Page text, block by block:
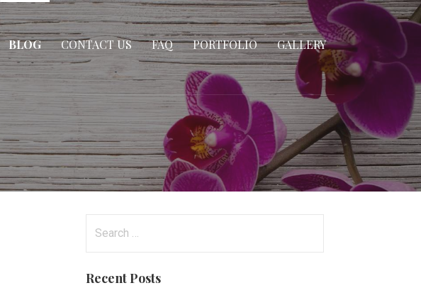
BLOG CONTACT US FAQ PORTFOLIO GALLERY
Recent Posts